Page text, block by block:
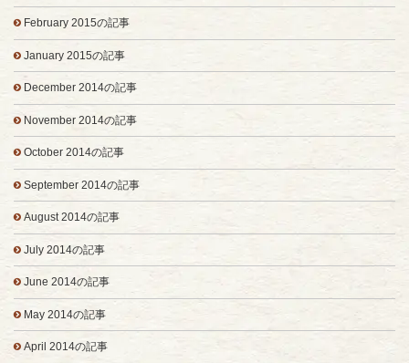
February 2015の記事
January 2015の記事
December 2014の記事
November 2014の記事
October 2014の記事
September 2014の記事
August 2014の記事
July 2014の記事
June 2014の記事
May 2014の記事
April 2014の記事